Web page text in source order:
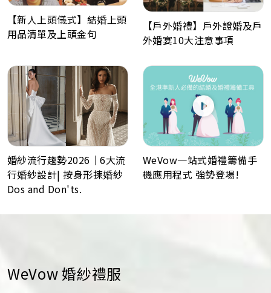
【新人上頭儀式】結婚上頭
用品清單及上頭金句
【戶外婚禮】戶外證婚及戶
外婚宴10大注意事項
婚紗流行趨勢2026｜6大流
行婚紗設計| 按身形揀婚紗
Dos and Don'ts.
WeVow一站式婚禮籌備手
機應用程式 強勢登場!
WeVow 婚紗禮服